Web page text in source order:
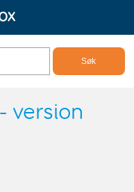
version